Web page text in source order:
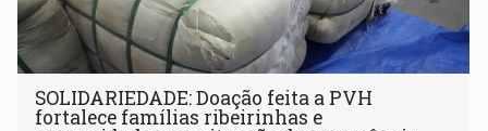
SOLIDARIEDADE: Doação feita a PVH
fortalece famílias ribeirinhas e